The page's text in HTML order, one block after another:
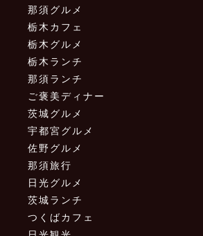
那須グルメ
栃木カフェ
栃木グルメ
栃木ランチ
那須ランチ
ご褒美ディナー
茨城グルメ
宇都宮グルメ
佐野グルメ
那須旅行
日光グルメ
茨城ランチ
つくばカフェ